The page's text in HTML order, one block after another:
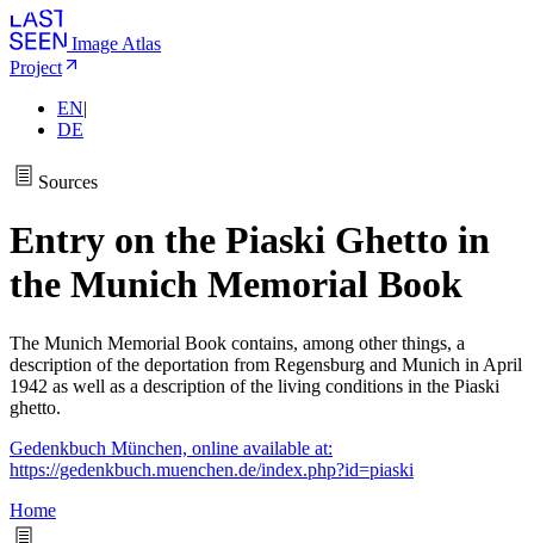
Image Atlas
Project
EN|
DE
Sources
Entry on the Piaski Ghetto in
the Munich Memorial Book
The Munich Memorial Book contains, among other things, a
description of the deportation from Regensburg and Munich in April
1942 as well as a description of the living conditions in the Piaski
ghetto.
Gedenkbuch München, online available at:
https://gedenkbuch.muenchen.de/index.php?id=piaski
Home